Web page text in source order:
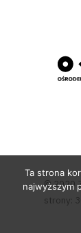
© 2020
strony:
Ta strona
najwyższym